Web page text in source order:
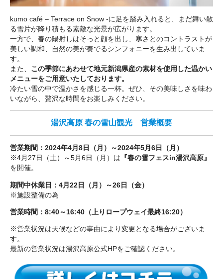
kumo café – Terrace on Snow -に足を踏み入れると、まだ舞い散
る雪片が降り積もる素敵な光景が広がります。
一方で、春の陽射しはそっと顔を出し、寒さとのコントラストが
美しい調和、自然の美が奏でるシンフォニーを生み出していま
す。
また、 この季節にあわせて地元新潟県産の素材を使用した温かい
メニューをご用意いたしております。
冷たい雪の中で温かさを感じる一杯。ぜひ、その美味しさを味わ
いながら、贅沢な時間をお楽しみください。
湯沢高原 春の雪山観光 営業概要
営業期間：2024年4月8日（月）～2024年5月6日（月）
※4月27日（土）～5月6日（月）は 『春の雪フェスin湯沢高原』
を開催。
期間中休業日：4月22日（月）～26日（金）
※施設整備の為
営業時間：8:40～16:40（上りロープウェイ最終16:20）
※営業状況は天候などの事由により変更となる場合がございま
す。
最新の営業状況は湯沢高原公式HPをご確認ください。